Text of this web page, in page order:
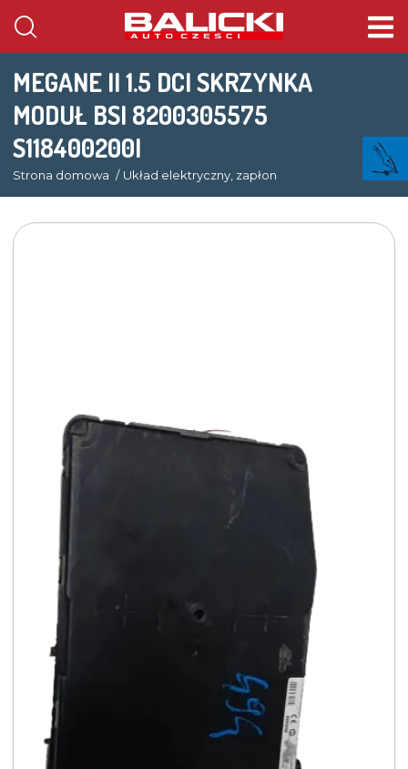
MEGANE II 1.5 DCI SKRZYNKA
MODUŁ BSI 8200305575
S118400200I
Strona domowa Układ elektryczny, zapłon